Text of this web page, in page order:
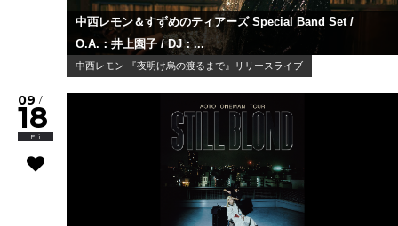
中西レモン＆すずめのティアーズ Special Band Set /
O.A.：井上園子 / DJ：...
中西レモン 『夜明け烏の渡るまで』リリースライブ
09 /
18
Fri